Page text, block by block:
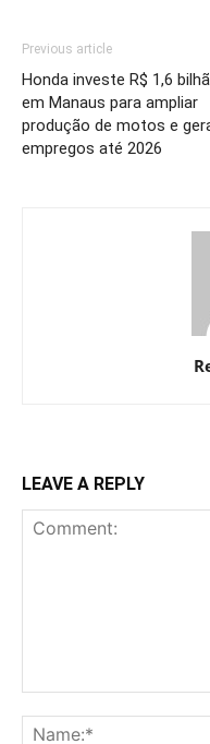
Previous article
Honda investe R$ 1,6
em Manaus para ampliar
produção de motos e
empregos até 2026
LEAVE A REPLY